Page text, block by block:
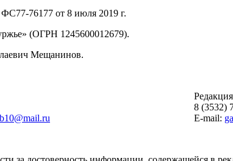
76177 от 8 июля 2019 г.
(ОГРН 1245600012679).
Мещанинов.
8 (3532)
E-mail: